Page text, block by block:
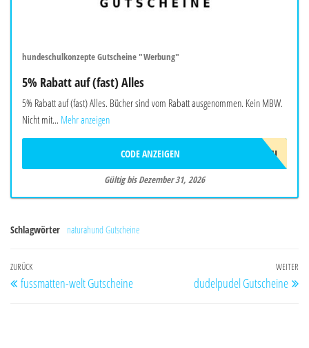
hundeschulkonzepte Gutscheine "Werbung"
5% Rabatt auf (fast) Alles
5% Rabatt auf (fast) Alles. Bücher sind vom Rabatt ausgenommen. Kein MBW.
Nicht mit... Mehr anzeigen
AD!2026/NEU
CODE ANZEIGEN
Gültig bis Dezember 31, 2026
Schlagwörter naturahund Gutscheine
Beitragsnavigation
Vorheriger
Beitrag
ZURÜCK
fussmatten-welt Gutscheine
WEITER
dudelpudel Gutscheine